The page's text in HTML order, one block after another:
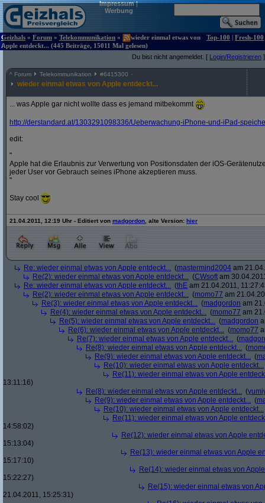
Impressum|
Werbung
Geizhals » Forum » Telekommunikation »
wieder einmal etwas von
Apple entdeckt... (445 Beiträge, 15011 Mal gelesen)
Top-100 | Fresh-100
Du bist nicht angemeldet. [ Login/Registrieren ]
^ Forum Telekommunikation #6415300
wieder einmal etwas von Apple entdeckt...
... was Apple gar nicht wollte dass es jemand mitbekommt
http://derstandard.at/1303291098336/Ueberwachung-iPhone-und-iPad-
edit:
"
Apple hat die Erlaubnis zur Verwertung von Positionsdaten der iOS-
jeder User vor Gebrauch seines iPhone akzeptieren muss.
"
Stay cool
21.04.2011, 12:19 Uhr - Editiert von madgordon , alte Version: hier
Re: wieder einmal etwas von Apple entdeckt... (mastermind2004 am
Re(2): wieder einmal etwas von Apple entdeckt... (CWsoft am
Re: wieder einmal etwas von Apple entdeckt... (thE am 21.04.2011,
Re(2): wieder einmal etwas von Apple entdeckt... (momo77 am
Re(3): wieder einmal etwas von Apple entdeckt... (madgordon am
Re(4): wieder einmal etwas von Apple entdeckt... (momo77 am
Re(5): wieder einmal etwas von Apple entdeckt... (madgordon
Re(6): wieder einmal etwas von Apple entdeckt... (momo77
Re(7): wieder einmal etwas von Apple entdeckt... (
Re(8): wieder einmal etwas von Apple entdeckt... (
Re(9): wieder einmal etwas von Apple entdeckt... (
Re(10): wieder einmal etwas von Apple entdeckt...
Re(11): wieder einmal etwas von Apple
13:11:16)
Re(8): wieder einmal etwas von Apple entdeckt... (
Re(9): wieder einmal etwas von Apple entdeckt... (
Re(10): wieder einmal etwas von Apple entdeckt...
Re(11): wieder einmal etwas von Apple
14:58:02)
Re(12): wieder einmal etwas von Apple
15:13:04)
Re(13): wieder einmal etwas von Apple
15:17:10)
Re(14): wieder einmal etwas von
15:22:27)
Re(15): wieder einmal etwas von
21.04.2011, 15:25:31)